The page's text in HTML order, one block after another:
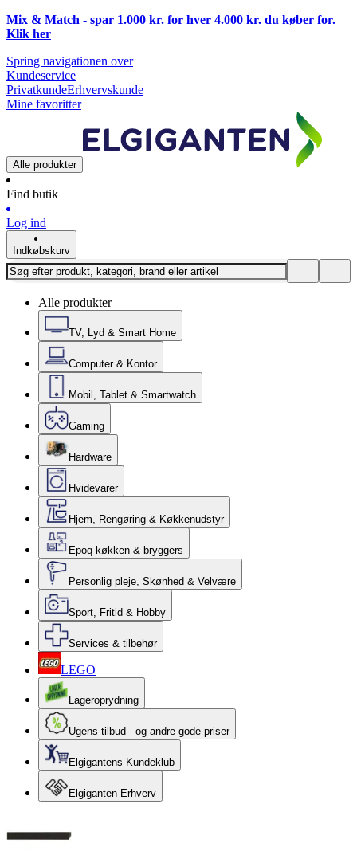
Mix & Match - spar 1.000 kr. for hver 4.000 kr. du køber for.
Klik her
Spring navigationen over
Kundeservice
PrivatkundeErhvervskunde
Mine favoritter
Alle produkter
Find butik
Log ind
Indkøbskurv
Alle produkter
TV, Lyd & Smart Home
Computer & Kontor
Mobil, Tablet & Smartwatch
Gaming
Hardware
Hvidevarer
Hjem, Rengøring & Køkkenudstyr
Epoq køkken & bryggers
Personlig pleje, Skønhed & Velvære
Sport, Fritid & Hobby
Services & tilbehør
LEGO
Lageroprydning
Ugens tilbud - og andre gode priser
Elgigantens Kundeklub
Elgiganten Erhverv